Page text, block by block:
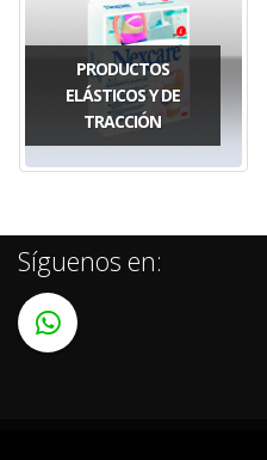
PRODUCTOS
ELÁSTICOS Y DE
TRACCIÓN
Síguenos en: